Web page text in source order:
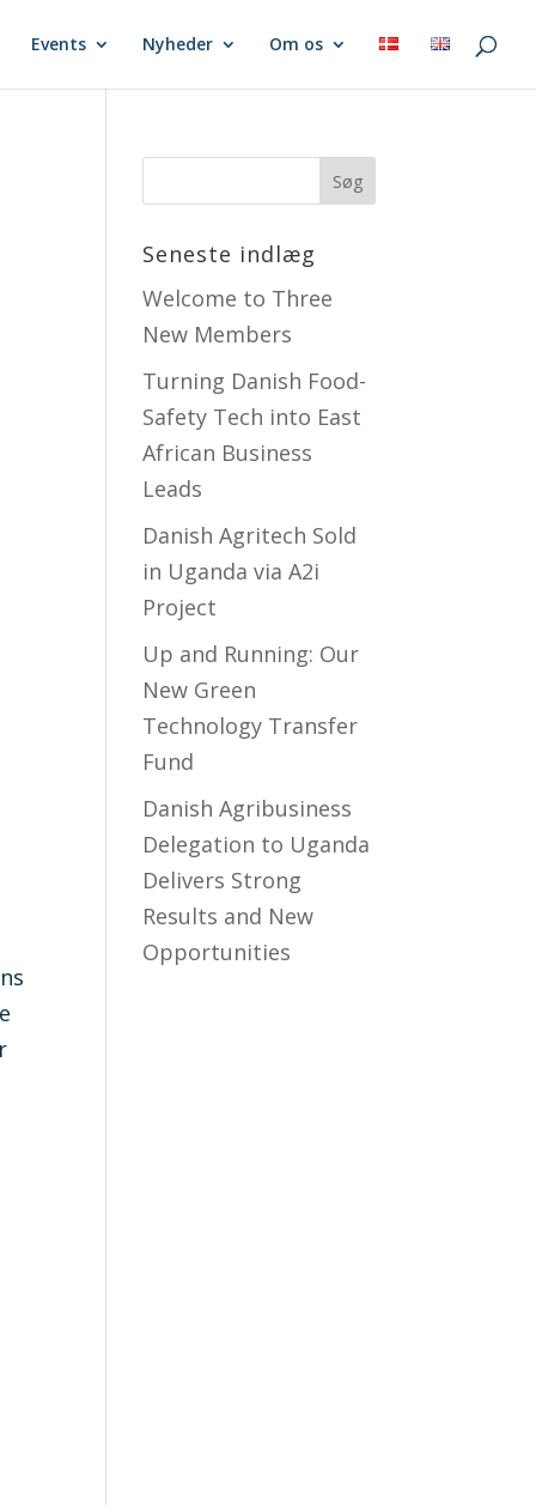
Events Nyheder Om os
Seneste indlæg
Welcome to Three
New Members
Turning Danish Food-
Safety Tech into East
African Business
Leads
Danish Agritech Sold
in Uganda via A2i
Project
Up and Running: Our
New Green
Technology Transfer
Fund
​Danish Agribusiness
Delegation to Uganda
Delivers Strong
Results and New
Opportunities